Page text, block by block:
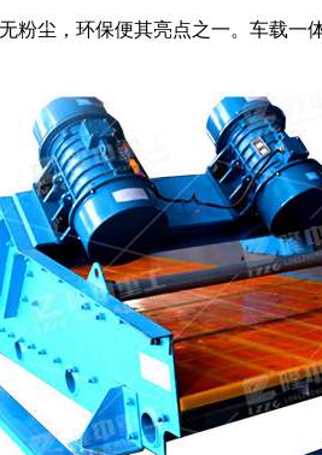
尘，环保便其亮点之一。车载